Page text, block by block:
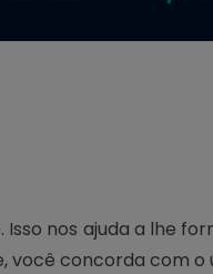
nos ajuda a lhe
você concorda com o